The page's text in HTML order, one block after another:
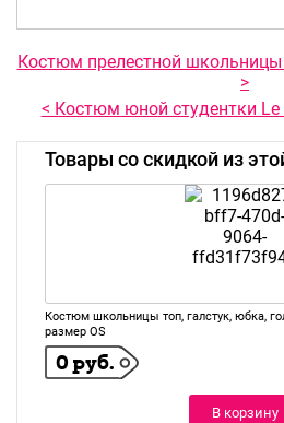
Костюм прелестной
>
< Костюм юной студентки
Товары со скидкой из
Костюм школьницы топ, галстук, юбка,
размер OS
0 руб.
В корзину